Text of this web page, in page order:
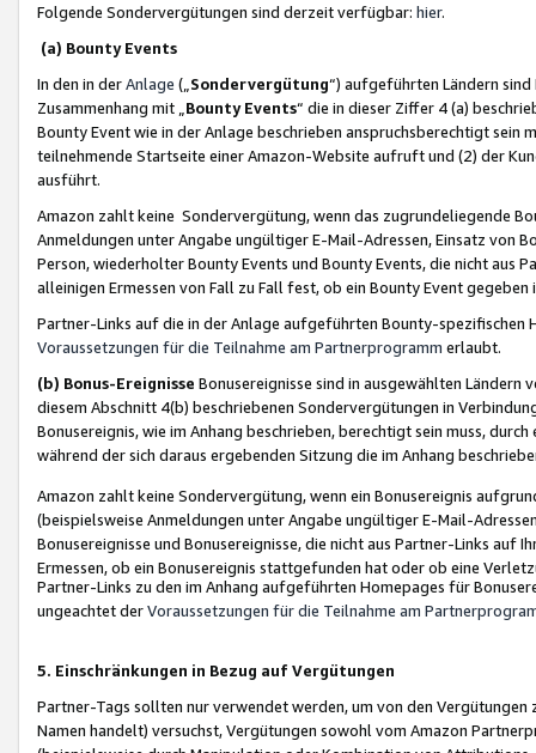
Folgende Sondervergütungen sind derzeit verfügbar: hier.
(a) Bounty Events
In den in derAnlage („ Sondervergütung“) aufgeführten Ländern
Zusammenhang mit „ Bounty Events“ die in dieser Ziffer 4 (a)
Bounty Event wie in der Anlage beschrieben anspruchsberechtigt sein
teilnehmende Startseite einer Amazon-Website aufruft und (2) der
ausführt.
Amazon zahlt keine Sondervergütung, wenn das zugrundeliegende
Anmeldungen unter Angabe ungültiger E-Mail-Adressen, Einsatz von
Person, wiederholter Bounty Events und Bounty Events, die nicht
alleinigen Ermessen von Fall zu Fall fest, ob ein Bounty Event
Partner-Links auf die in der Anlage aufgeführten Bounty-spezifischen
Voraussetzungen für die Teilnahme am Partnerprogramm erlaubt.
(b) Bonus-Ereignisse Bonusereignisse sind in ausgewählten Ländern
diesem Abschnitt 4(b) beschriebenen Sondervergütungen in
Bonusereignis, wie im Anhang beschrieben, berechtigt sein muss,
während der sich daraus ergebenden Sitzung die im Anhang
Amazon zahlt keine Sondervergütung, wenn ein Bonusereignis
(beispielsweise Anmeldungen unter Angabe ungültiger E-Mail-
Bonusereignisse und Bonusereignisse, die nicht aus Partner-Links auf
Ermessen, ob ein Bonusereignis stattgefunden hat oder ob eine
Partner-Links zu den im Anhang aufgeführten Homepages für
ungeachtet derVoraussetzungen für die Teilnahme am
5. Einschränkungen in Bezug auf Vergütungen
Partner-Tags sollten nur verwendet werden, um von den
Namen handelt) versuchst, Vergütungen sowohl vom Amazon